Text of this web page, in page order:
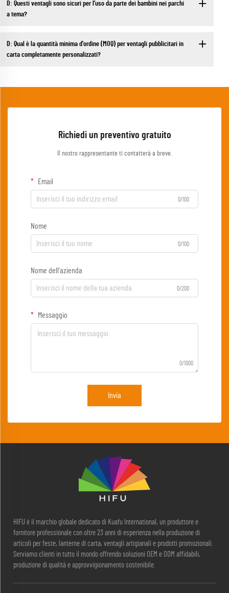
D: Questi ventagli sono sicuri per l’uso da parte dei bambini nei parchi
a tema?
D: Qual è la quantità minima d'ordine (MOQ) per ventagli pubblicitari in
carta completamente personalizzati?
Richiedi un preventivo gratuito
Il nostro rappresentante ti contatterà a breve.
Email
0/100
Nome
0/100
Nome dell'azienda
0/200
Messaggio
0/1000
Invia
HIFU è il marchio globale dedicato di Kuafu International, un produttore e
fornitore professionale con oltre 23 anni di esperienza nella produzione di
articoli per feste, lanterne di carta, ventagli artigianali e prodotti promozionali.
Serviamo clienti in tutto il mondo offrendo soluzioni OEM e ODM affidabili,
produzione di qualità e approvvigionamento sostenibile.